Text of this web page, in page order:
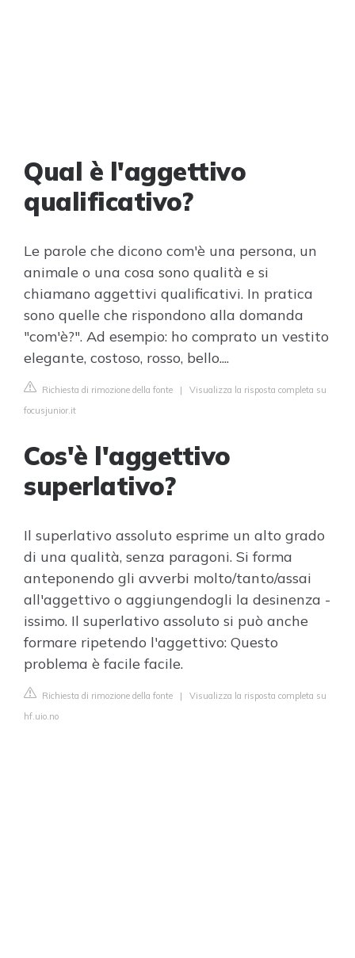
Qual è l'aggettivo
qualificativo?
Le parole che dicono com'è una persona, un
animale o una cosa sono qualità e si
chiamano aggettivi qualificativi. In pratica
sono quelle che rispondono alla domanda
"com'è?". Ad esempio: ho comprato un vestito
elegante, costoso, rosso, bello....
Richiesta di rimozione della fonte | Visualizza la risposta completa su
focusjunior.it
Cos'è l'aggettivo
superlativo?
Il superlativo assoluto esprime un alto grado
di una qualità, senza paragoni. Si forma
anteponendo gli avverbi molto/tanto/assai
all'aggettivo o aggiungendogli la desinenza -
issimo. Il superlativo assoluto si può anche
formare ripetendo l'aggettivo: Questo
problema è facile facile.
Richiesta di rimozione della fonte | Visualizza la risposta completa su
hf.uio.no